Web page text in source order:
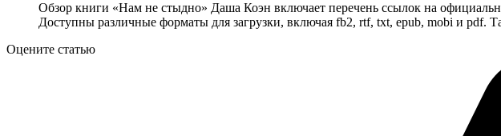
Обзор книги «Нам не стыдно» Даша Коэн включает перечень ссылок на
Доступны различные форматы для загрузки, включая fb2, rtf, txt, epub, mobi и
Оцените статью